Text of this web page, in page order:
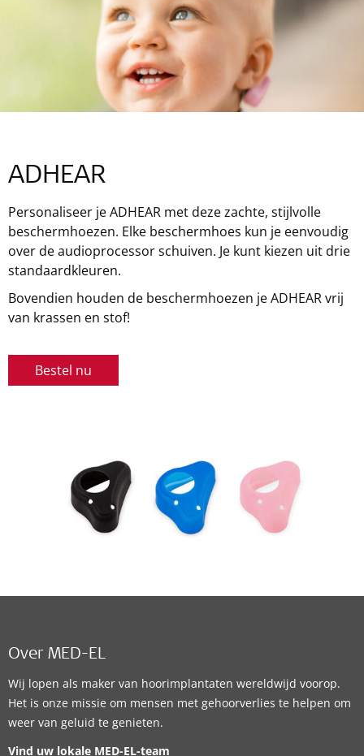
ADHEAR
Personaliseer je ADHEAR met deze zachte, stijlvolle
beschermhoezen. Elke beschermhoes kun je eenvoudig
over de audioprocessor schuiven. Je kunt kiezen uit drie
standaardkleuren.
Bovendien houden de beschermhoezen je ADHEAR vrij
van krassen en stof!
Bestel nu
Over MED-EL
Wij lopen als maker van hoorimplantaten wereldwijd voorop.
Het is onze missie om mensen met gehoorverlies te helpen om
weer van geluid te genieten.
Vind uw lokale MED-EL-team